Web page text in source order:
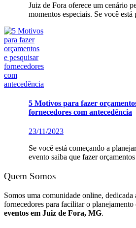
Juiz de Fora oferece um cenário
momentos especiais. Se você está
5 Motivos para fazer
fornecedores com antecedência
23/11/2023
Se você está começando a
evento saiba que fazer
Quem Somos
Somos uma comunidade online,
fornecedores para facilitar o planejamento
eventos em Juiz de Fora, MG.